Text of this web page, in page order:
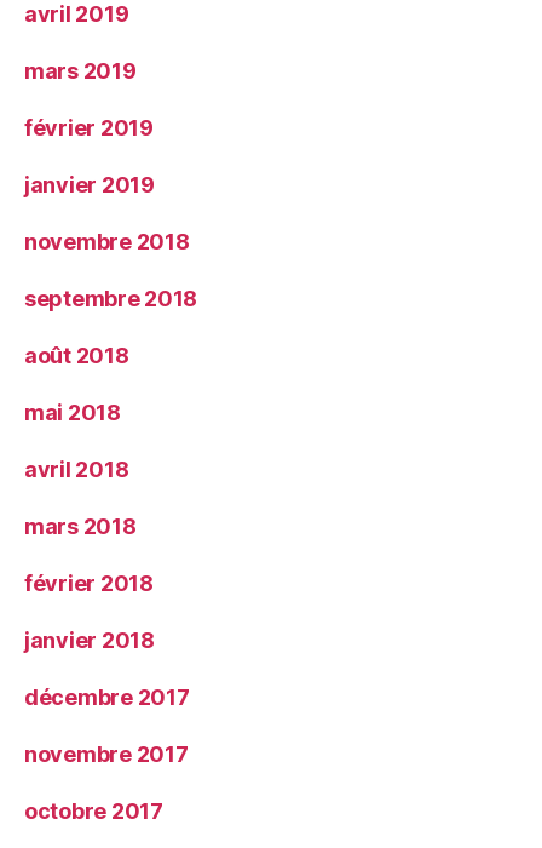
avril 2019
mars 2019
février 2019
janvier 2019
novembre 2018
septembre 2018
août 2018
mai 2018
avril 2018
mars 2018
février 2018
janvier 2018
décembre 2017
novembre 2017
octobre 2017